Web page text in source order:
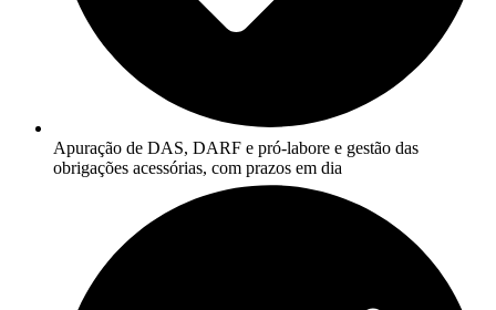
Apuração de DAS, DARF e pró-labore e gestão das
obrigações acessórias, com prazos em dia